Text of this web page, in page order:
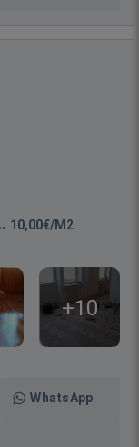
10,00€/M2
+10
WhatsApp